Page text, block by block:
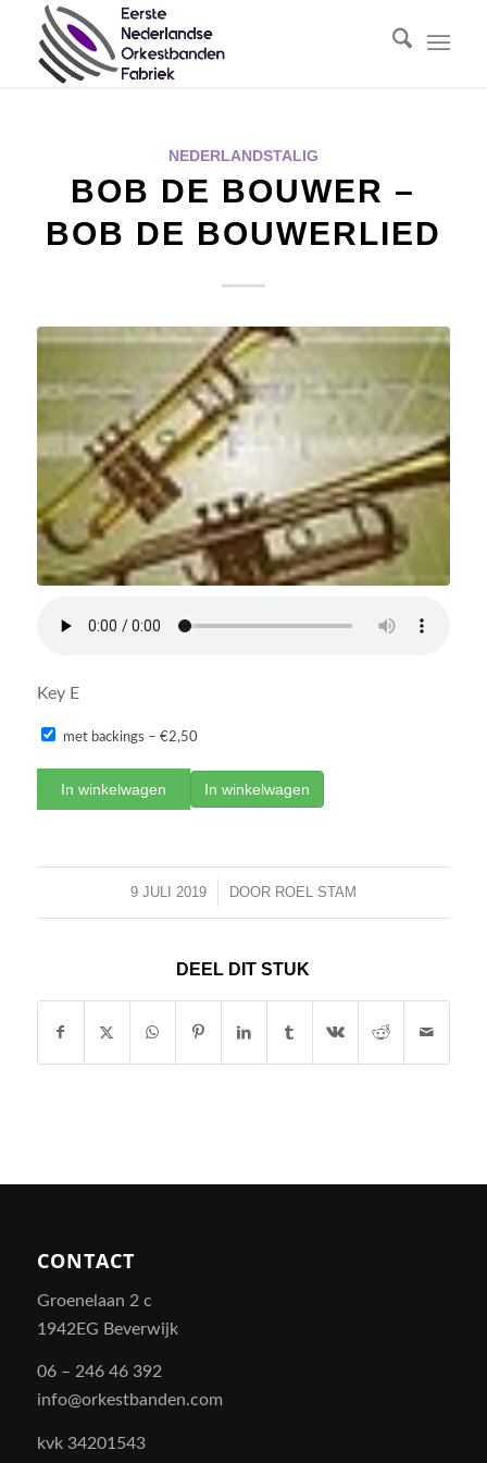
NEDERLANDSTALIG
BOB DE BOUWER –
BOB DE BOUWERLIED
Key E
met backings – €2,50
In winkelwagen
9 JULI 2019
/ DOOR ROEL STAM
DEEL DIT STUK
CONTACT
Groenelaan 2 c
1942EG Beverwijk
06 – 246 46 392
info@orkestbanden.com
kvk 34201543